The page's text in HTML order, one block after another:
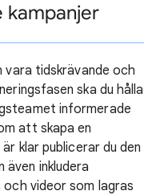
kampanjer
vara tidskrävande och
ska du hålla
informerade
att skapa en
klar publicerar du den
även inkludera
videor som lagras